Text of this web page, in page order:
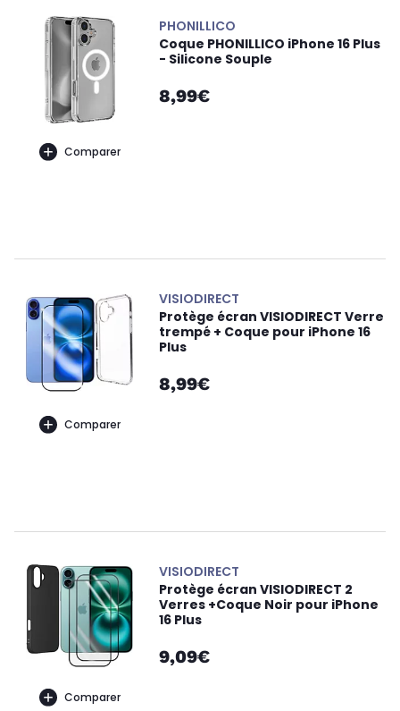
Comparer
PHONILLICO
Coque PHONILLICO iPhone 16 Plus
- Silicone Souple
8,99€
Comparer
VISIODIRECT
Protège écran VISIODIRECT Verre
trempé + Coque pour iPhone 16
Plus
8,99€
Comparer
VISIODIRECT
Protège écran VISIODIRECT 2
Verres +Coque Noir pour iPhone
16 Plus
9,09€